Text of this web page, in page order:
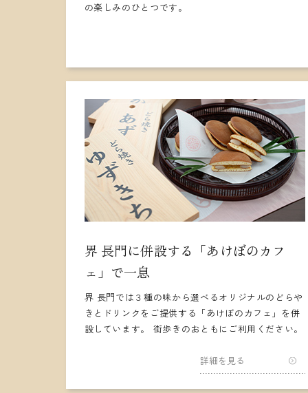
の楽しみのひとつです。
界 長門に併設する「あけぼのカフ
ェ」で一息
界 長門では３種の味から選べるオリジナルのどらや
きとドリンクをご提供する「あけぼのカフェ」を併
設しています。 街歩きのおともにご利用ください。
詳細を見る